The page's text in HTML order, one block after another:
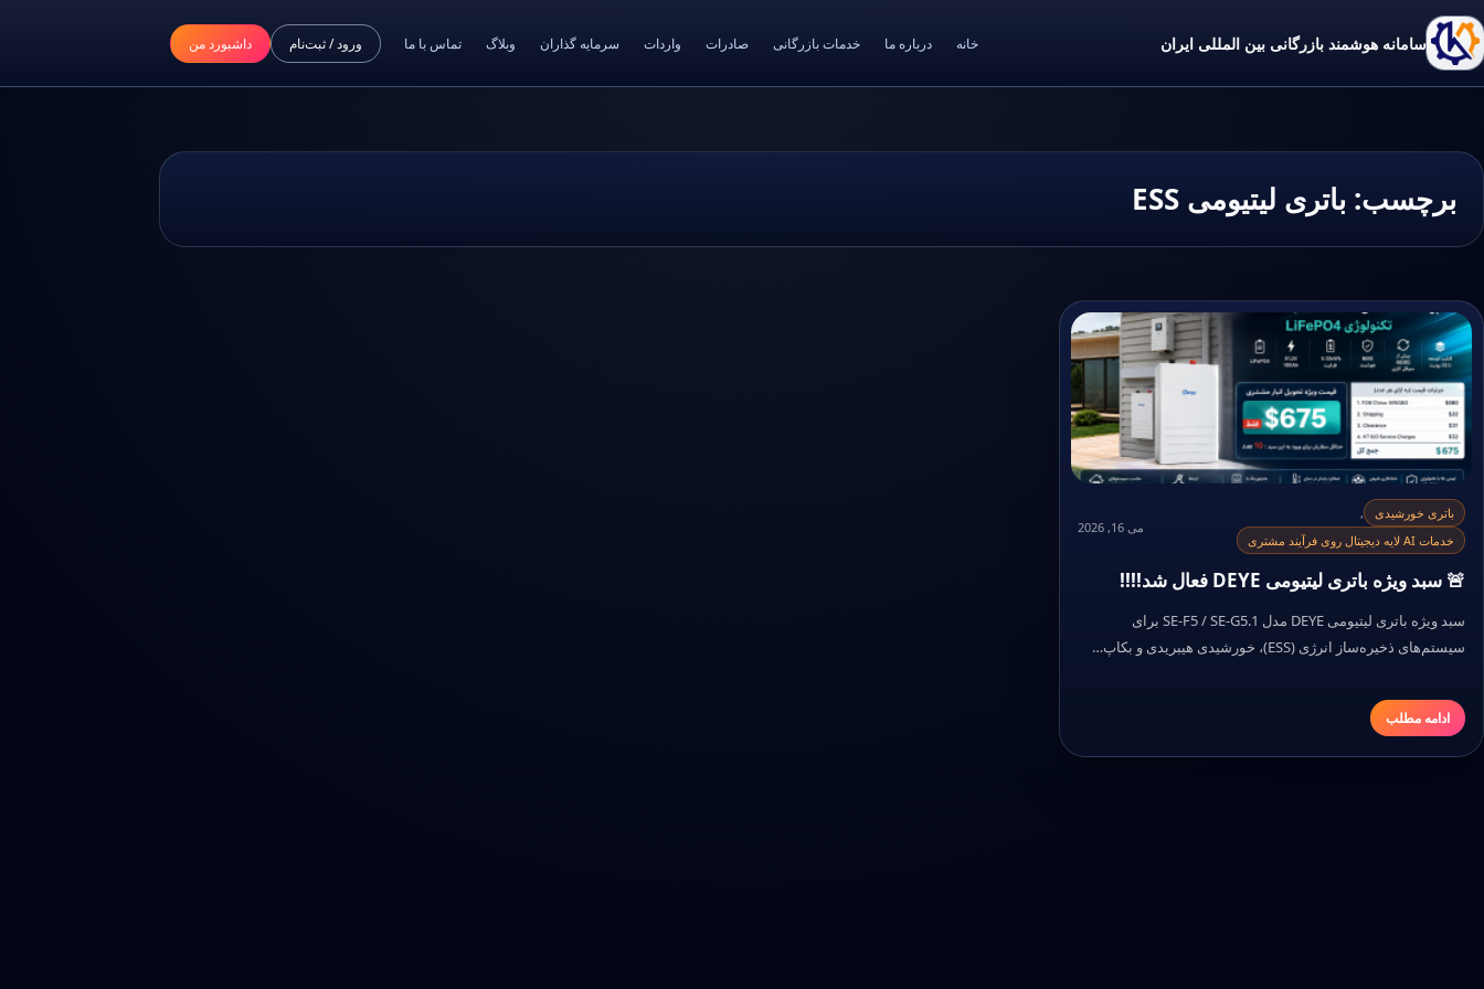
سامانه هوشمند بازرگانی بین المللی ایران خانه درباره ما خدمات بازرگانی صادرات واردات سرمایه گذاران وبلاگ تماس با ما ورود / ثبت‌نام داشبورد من
برچسب: باتری لیتیومی ESS
باتری خورشیدی
,
خدمات AI لایه دیجیتال روی فرآیند مشتری
می 16, 2026
🚨 سبد ویژه باتری لیتیومی DEYE فعال شد!!!!
سبد ویژه باتری لیتیومی DEYE مدل SE-F5 / SE-G5.1 برای
سیستم‌های ذخیره‌ساز انرژی (ESS)، خورشیدی هیبریدی و بکاپ…
ادامه مطلب